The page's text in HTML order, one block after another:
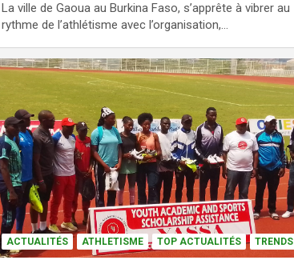
La ville de Gaoua au Burkina Faso, s’apprête à vibrer au
rythme de l’athlétisme avec l’organisation,…
ACTUALITÉS ATHLETISME TOP ACTUALITÉS TRENDS